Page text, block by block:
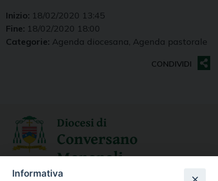
Inizio: 18/02/2020 13:45
Fine: 18/02/2020 18:00
Categorie: Agenda diocesana, Agenda pastorale
Diocesi di
Conversano
Monopoli
Informativa